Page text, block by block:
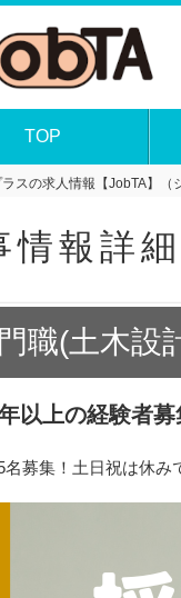
TOP
スの求人情報【JobTA】（
情報詳細
職(土木設
年以上の経験者
名募集！土日祝は休